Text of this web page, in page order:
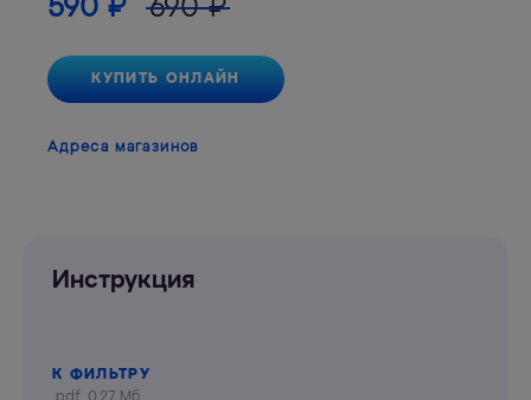
590 ₽ 690 ₽
КУПИТЬ ОНЛАЙН
Адреса магазинов
Инструкция
К ФИЛЬТРУ